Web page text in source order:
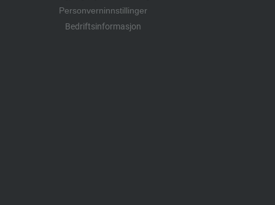
Personverninnstillinger
Bedriftsinformasjon